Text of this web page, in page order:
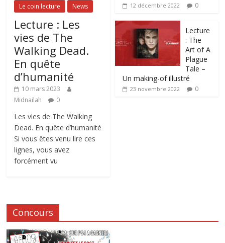
Le coin lecture News
Lecture : Les
vies de The
Walking Dead.
En quête
d’humanité
10 mars 2023
Midnailah
0
Les vies de The Walking
Dead. En quête d’humanité
Si vous êtes venu lire ces
lignes, vous avez
forcément vu
12 décembre 2022 0
Lecture
: The
Art of A
Plague
Tale –
Un making-of illustré
23 novembre 2022 0
Concours